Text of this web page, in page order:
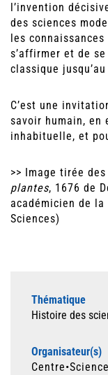
l’invention
des sciences
les
s’affirmer et de
classique
C’est une
savoir humain, en
inhabituelle, et
>> Image tirée des
plantes, 1676 de
académicien de la
Sciences)
Thématique
Histoire des
Organisateur(s)